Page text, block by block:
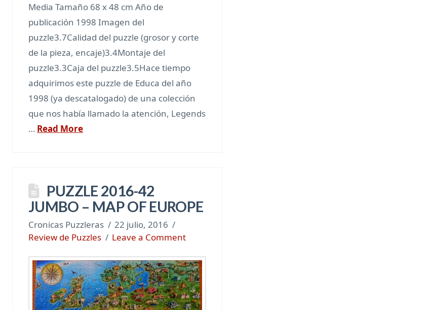
Media Tamaño 68 x 48 cm Año de
publicación 1998 Imagen del
puzzle3.7Calidad del puzzle (grosor y corte
de la pieza, encaje)3.4Montaje del
puzzle3.3Caja del puzzle3.5Hace tiempo
adquirimos este puzzle de Educa del año
1998 (ya descatalogado) de una colección
que nos había llamado la atención, Legends
… Read More
PUZZLE 2016-42
JUMBO – MAP OF EUROPE
Cronicas Puzzleras
22 julio, 2016
Review de Puzzles
Leave a Comment